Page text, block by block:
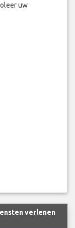
uw
verlenen